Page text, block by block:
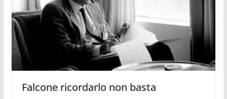
Falcone ricordarlo non basta